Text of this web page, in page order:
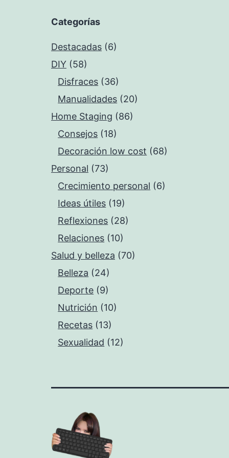
Categorías
Destacadas (6)
DIY (58)
Disfraces (36)
Manualidades (20)
Home Staging (86)
Consejos (18)
Decoración low cost (68)
Personal (73)
Crecimiento personal (6)
Ideas útiles (19)
Reflexiones (28)
Relaciones (10)
Salud y belleza (70)
Belleza (24)
Deporte (9)
Nutrición (10)
Recetas (13)
Sexualidad (12)